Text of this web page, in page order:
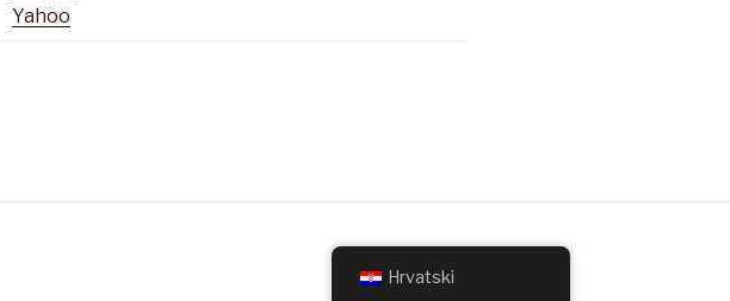
Yahoo
Hrvatski